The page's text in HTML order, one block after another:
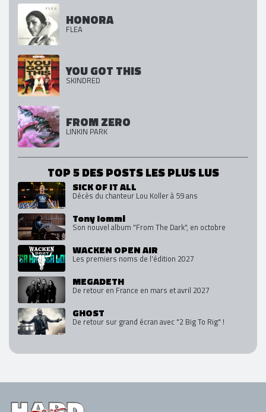
HONORA
FLEA
YOU GOT THIS
SKINDRED
FROM ZERO
LINKIN PARK
TOP 5 DES POSTS LES PLUS LUS
SICK OF IT ALL
Décès du chanteur Lou Koller à 59 ans
Tony Iommi
Son nouvel album "From The Dark", en octobre
WACKEN OPEN AIR
Les premiers noms de l'édition 2027
MEGADETH
De retour en France en mars et avril 2027
GHOST
De retour sur grand écran avec "2 Big To Rig" !